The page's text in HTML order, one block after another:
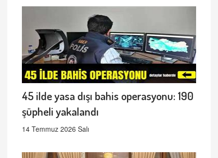
45 ilde yasa dışı bahis operasyonu: 190
şüpheli yakalandı
14 Temmuz 2026 Salı